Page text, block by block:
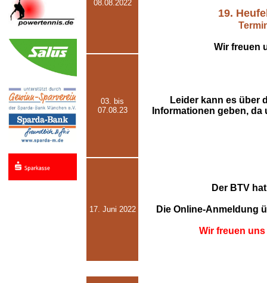
08.08.2022
19.
Wir freuen
03. bis
07.08.23
Leider kann es über
Informationen geben,
17. Juni 2022
Der BTV
Die Online-Anmeldung
Wir freuen